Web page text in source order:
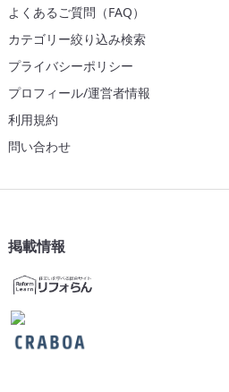
よくあるご質問（FAQ）
カテゴリー絞り込み検索
プライバシーポリシー
プロフィール/運営者情報
利用規約
問い合わせ
掲載情報